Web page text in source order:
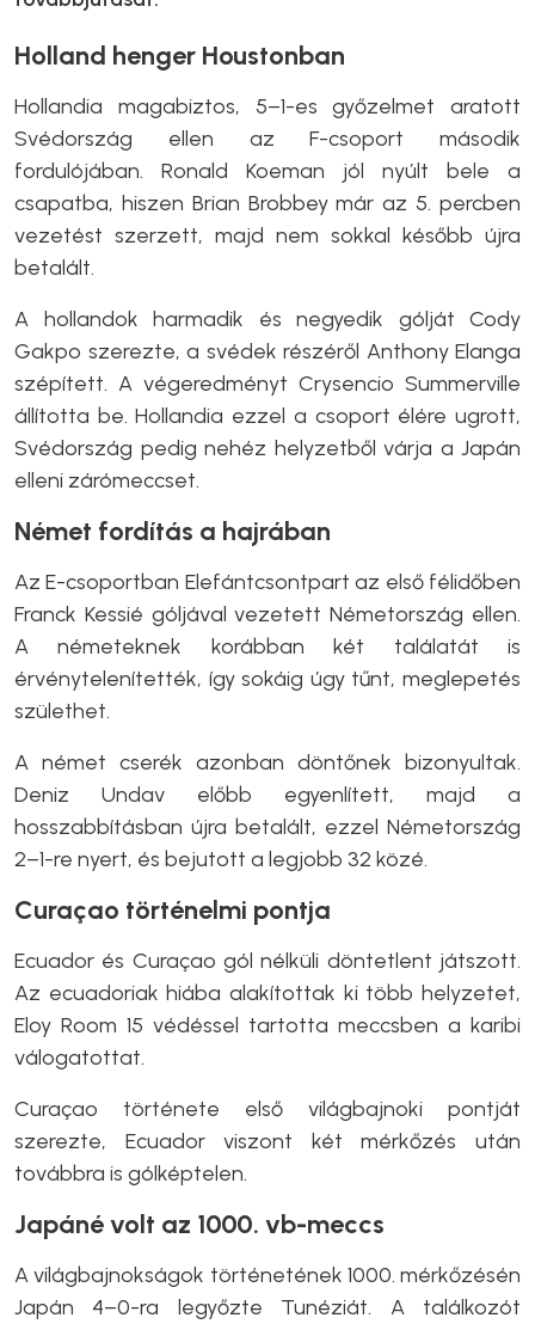
Holland henger Houstonban
Hollandia magabiztos, 5–1-es győzelmet aratott
Svédország ellen az F-csoport második
fordulójában. Ronald Koeman jól nyúlt bele a
csapatba, hiszen Brian Brobbey már az 5. percben
vezetést szerzett, majd nem sokkal később újra
betalált.
A hollandok harmadik és negyedik gólját Cody
Gakpo szerezte, a svédek részéről Anthony Elanga
szépített. A végeredményt Crysencio Summerville
állította be. Hollandia ezzel a csoport élére ugrott,
Svédország pedig nehéz helyzetből várja a Japán
elleni zárómeccset.
Német fordítás a hajrában
Az E-csoportban Elefántcsontpart az első félidőben
Franck Kessié góljával vezetett Németország ellen.
A németeknek korábban két találatát is
érvénytelenítették, így sokáig úgy tűnt, meglepetés
születhet.
A német cserék azonban döntőnek bizonyultak.
Deniz Undav előbb egyenlített, majd a
hosszabbításban újra betalált, ezzel Németország
2–1-re nyert, és bejutott a legjobb 32 közé.
Curaçao történelmi pontja
Ecuador és Curaçao gól nélküli döntetlent játszott.
Az ecuadoriak hiába alakítottak ki több helyzetet,
Eloy Room 15 védéssel tartotta meccsben a karibi
válogatottat.
Curaçao története első világbajnoki pontját
szerezte, Ecuador viszont két mérkőzés után
továbbra is gólképtelen.
Japáné volt az 1000. vb-meccs
A világbajnokságok történetének 1000. mérkőzésén
Japán 4–0-ra legyőzte Tunéziát. A találkozót